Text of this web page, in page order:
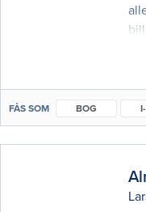
FÅS SOM BOG